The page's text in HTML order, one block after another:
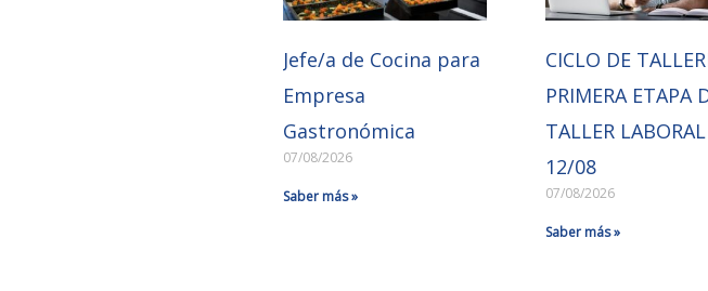
Jefe/a de Cocina para
Empresa
Gastronómica
07/08/2026
Saber más »
CICLO DE
PRIMERA ETAPA
TALLER LABORAL
12/08
07/08/2026
Saber más »